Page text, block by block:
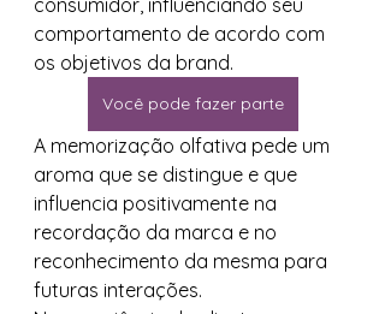
consumidor, influenciando seu
comportamento de acordo com
os objetivos da brand.
Você pode fazer parte
A memorização olfativa pede um
aroma que se distingue e que
influencia positivamente na
recordação da marca e no
reconhecimento da mesma para
futuras interações.